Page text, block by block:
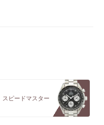
スピードマスター